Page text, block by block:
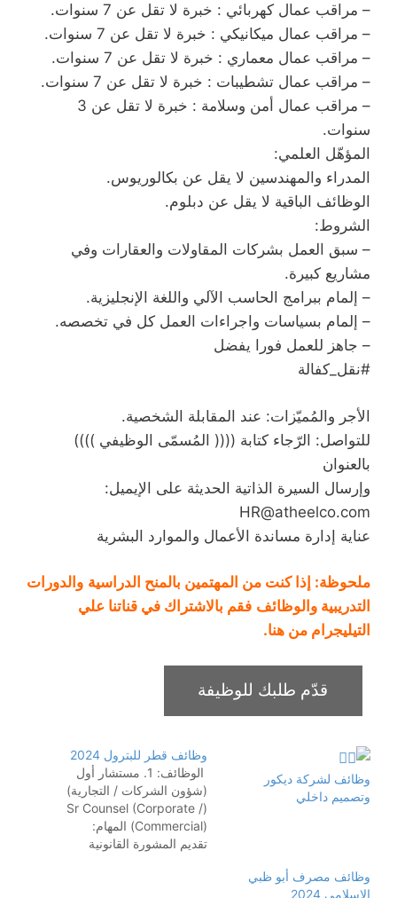
– مراقب عمال كهربائي : خبرة لا تقل عن 7 سنوات.
– مراقب عمال ميكانيكي : خبرة لا تقل عن 7 سنوات.
– مراقب عمال معماري : خبرة لا تقل عن 7 سنوات.
– مراقب عمال تشطيبات : خبرة لا تقل عن 7 سنوات.
– مراقب عمال أمن وسلامة : خبرة لا تقل عن 3
سنوات.
المؤهّل العلمي:
المدراء والمهندسين لا يقل عن بكالوريوس.
الوظائف الباقية لا يقل عن دبلوم.
الشروط:
– سبق العمل بشركات المقاولات والعقارات وفي
مشاريع كبيرة.
– إلمام ببرامج الحاسب الآلي واللغة الإنجليزية.
– إلمام بسياسات واجراءات العمل كل في تخصصه.
– جاهز للعمل فورا يفضل
#نقل_كفالة
الأجر والمُميّزات: عند المقابلة الشخصية.
للتواصل: الرّجاء كتابة (((( المُسمّى الوظيفي ))))
بالعنوان
وإرسال السيرة الذاتية الحديثة على الإيميل:
HR@atheelco.com
عناية إدارة مساندة الأعمال والموارد البشرية
ملحوظة: إذا كنت من المهتمين بالمنح الدراسية والدورات
التدريبية و الوظائف فقم بالاشتراك في قناتنا علي
التيليجرام من هنا.
وظائف لشركة ديكور
وتصميم داخلي
وظائف قطر للبترول 2024
الوظائف: 1. مستشار أول
(شؤون الشركات / التجارية)
(Sr Counsel (Corporate /
Commercial)) المهام:
تقديم المشورة القانونية
وظائف مصرف أبو ظبي
الإسلامي 2024